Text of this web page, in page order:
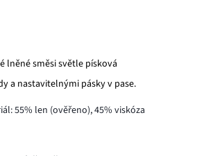
lněné směsi světle písková
a nastavitelnými pásky v pase.
55% len (ověřeno), 45% viskóza